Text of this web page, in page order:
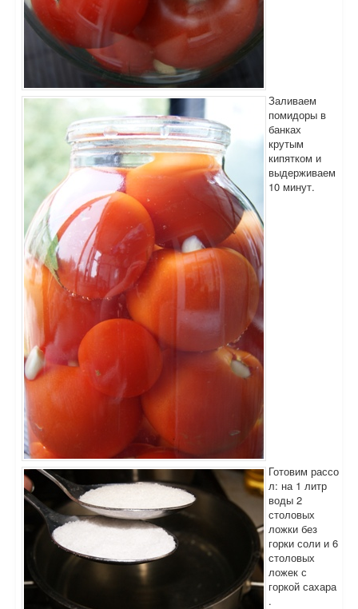
Заливаем
помидоры в
банках
крутым
кипятком и
выдерживаем
10 минут.
Готовим рассо
л: на 1 литр
воды 2
столовых
ложки без
горки соли и 6
столовых
ложек с
горкой сахара
.